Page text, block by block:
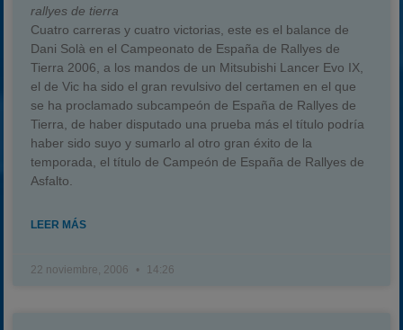
rallyes de tierra
Cuatro carreras y cuatro victorias, este es el balance de
Dani Solà en el Campeonato de España de Rallyes de
Tierra 2006, a los mandos de un Mitsubishi Lancer Evo IX,
el de Vic ha sido el gran revulsivo del certamen en el que
se ha proclamado subcampeón de España de Rallyes de
Tierra, de haber disputado una prueba más el título podría
haber sido suyo y sumarlo al otro gran éxito de la
temporada, el título de Campeón de España de Rallyes de
Asfalto.
LEER MÁS
22 noviembre, 2006 14:26